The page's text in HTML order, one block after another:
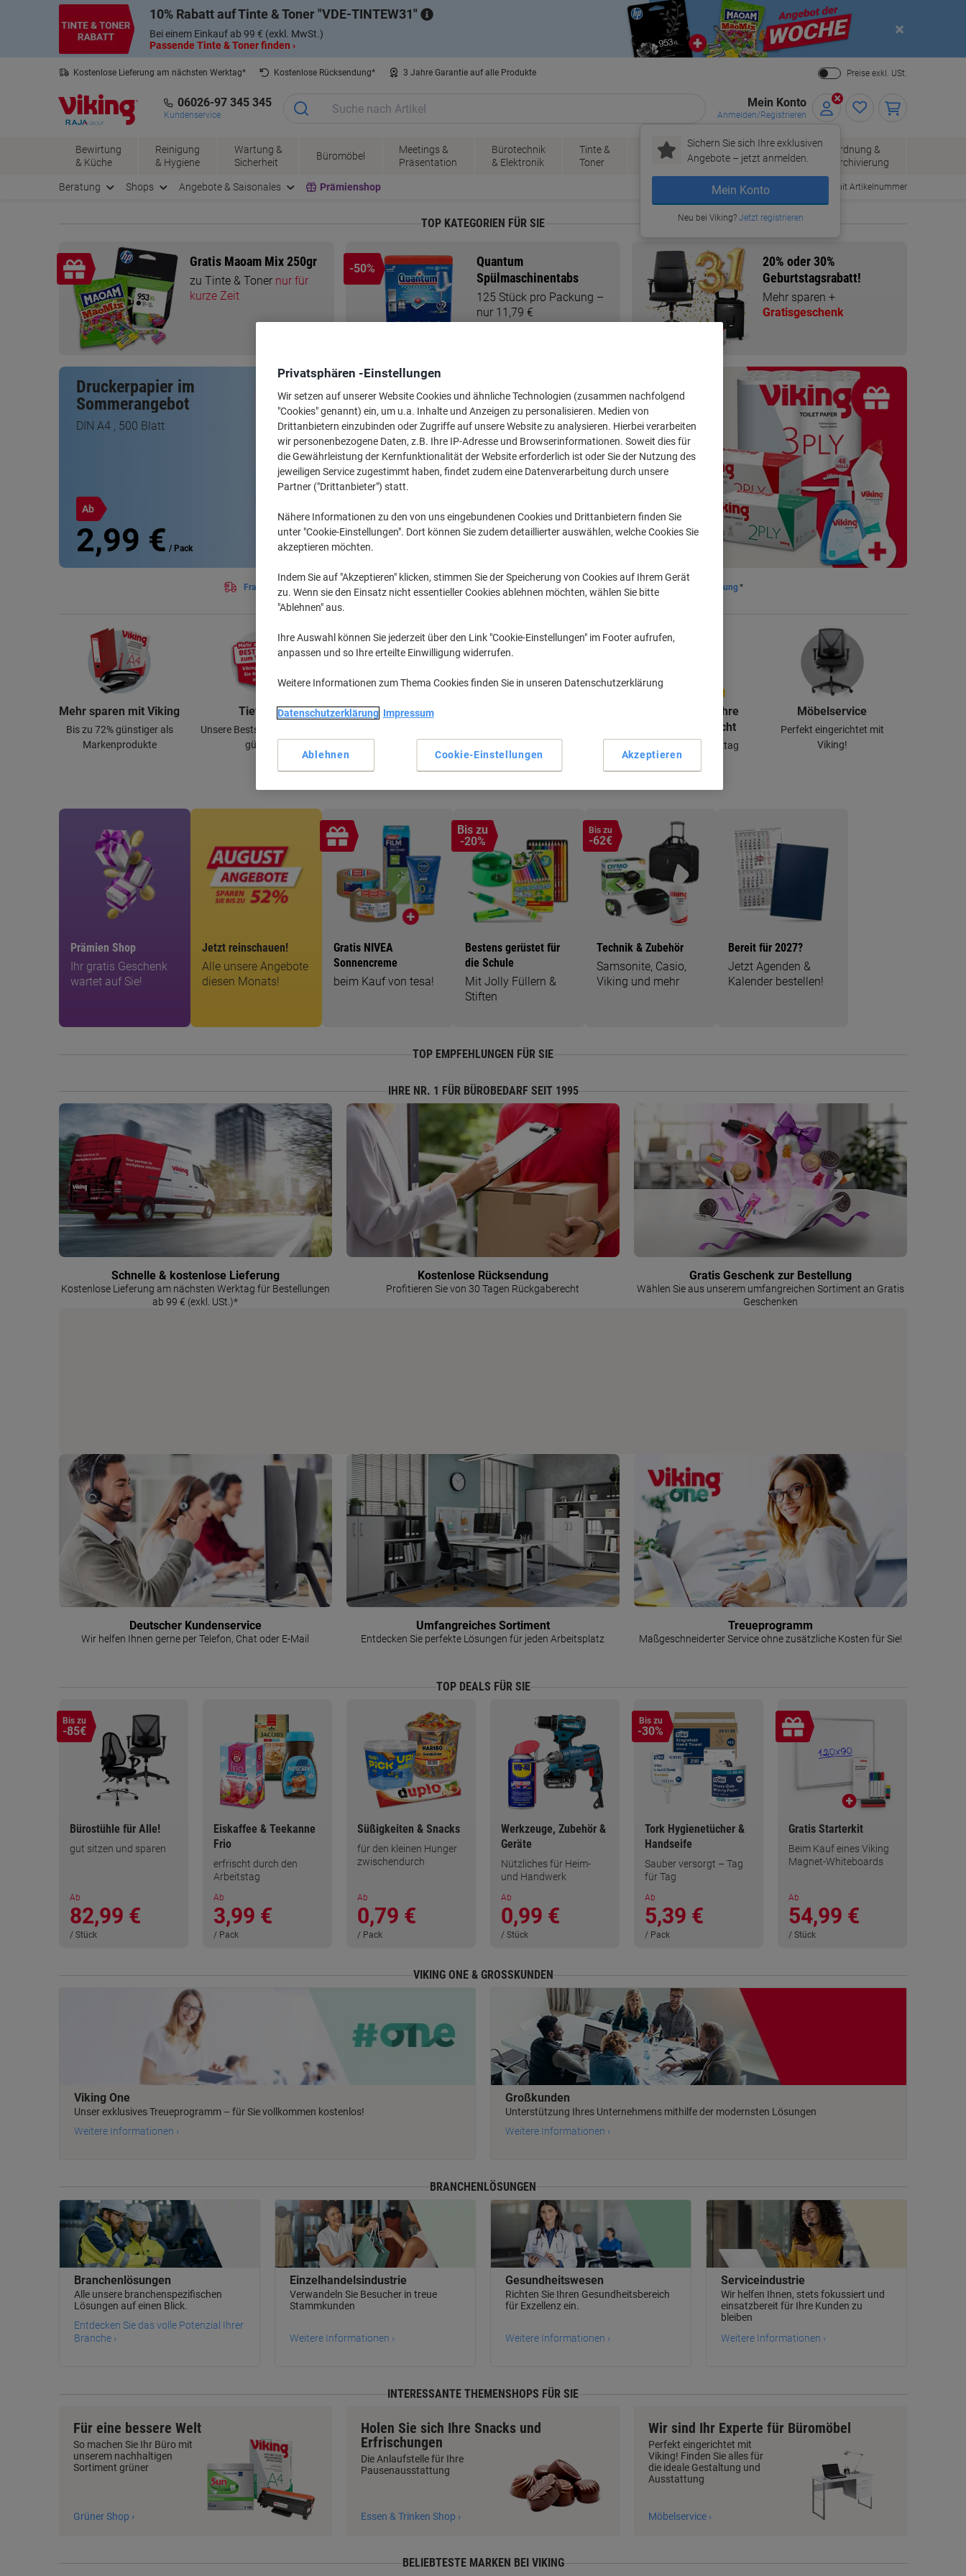
10% Rabatt auf Tinte & Toner VDE-TINTEW31
Bei einem Einkauf ab 99 € (exkl. MwSt.)
Passende Tinte & Toner finden ›
Close
Kostenlose Lieferung am nächsten Werktag* Kostenlose Rücksendung* 3 Jahre Garantie auf alle Produkte Preise exkl. USt.
06026-97 345 345
Kundenservice
Mein Konto
Anmelden/Registrieren
Sichern Sie sich Ihre exklusiven
Angebote – jetzt anmelden.
Mein Konto
Neu bei Viking?Jetzt registrieren
Bewirtung
& Küche
Reinigung
& Hygiene
Wartung &
Sicherheit
Büromöbel
Meetings &
Präsentation
Bürotechnik
& Elektronik
Tinte &
Toner
Papier, Versand
& Pakete
Bürobedarf
Ordnung &
Archivierung
Beratung Shops Angebote & Saisonales Prämienshop Bestellen mit Artikelnummer
TOP KATEGORIEN FÜR SIE
Druckerpapier im
Sommerangebot
DIN A4 , 500 Blatt
Ab
2,99 € / Pack
Gratis Handseife/
Toilettenreiniger
zu 2x Handtücher/Toilettenpapier
16,09 €
Gratis Maoam Mix 250gr
zu Tinte & Toner nur für
kurze Zeit
Quantum
Spülmaschinentabs
125 Stück pro Packung –
nur 11,79 €
-50%
20% oder 30%
Geburtstagsrabatt!
Mehr sparen +
Gratisgeschenk
Frachtkostenfreie Lieferung ab 99 € (exkl. USt.) Zustellung am nächsten Werktag Kostenlose Rücksendung *
VIKING ONE & GROSSKUNDEN
Viking One
Unser exklusives Treueprogramm – für Sie vollkommen kostenlos!
Weitere Informationen ›
Großkunden
Unterstützung Ihres Unternehmens mithilfe der modernsten Lösungen
Weitere Informationen ›
BRANCHENLÖSUNGEN
Branchenlösungen
Alle unsere branchenspezifischen
Lösungen auf einen Blick.
Entdecken Sie das volle Potenzial Ihrer
Branche ›
Einzelhandelsindustrie
Verwandeln Sie Besucher in treue
Stammkunden
Weitere Informationen ›
Gesundheitswesen
Richten Sie Ihren Gesundheitsbereich
für Exzellenz ein.
Weitere Informationen ›
Serviceindustrie
Wir helfen Ihnen, stets fokussiert und
einsatzbereit für Ihre Kunden zu
bleiben
Weitere Informationen ›
TOP EMPFEHLUNGEN FÜR SIE
Prämien Shop
Ihr gratis Geschenk
wartet auf Sie!
Jetzt reinschauen!
Alle unsere Angebote
diesen Monats!
Gratis NIVEA
Sonnencreme
beim Kauf von tesa!
Bestens gerüstet für
die Schule
Mit Jolly Füllern &
Stiften
Bis zu
-20%
Technik & Zubehör
Samsonite, Casio,
Viking und mehr
Bis zu
-62€
Bereit für 2027?
Jetzt Agenden &
Kalender bestellen!
Mehr sparen mit Viking
Bis zu 72% günstiger als
Markenprodukte
Tiefpreis
Unsere Bestseller dauerhaft
günstig
Neu bei Viking
Vergessen Sie Ihre
Briefmarken nicht
Am nächsten Werktag
geliefert
Möbelservice
Perfekt eingerichtet mit
Viking!
IHRE NR. 1 FÜR BÜROBEDARF SEIT 1995
Schnelle & kostenlose Lieferung
Kostenlose Lieferung am nächsten Werktag für Bestellungen
ab 99 € (exkl. USt.)*
Kostenlose Rücksendung
Profitieren Sie von 30 Tagen Rückgaberecht
Gratis Geschenk zur Bestellung
Wählen Sie aus unserem umfangreichen Sortiment an Gratis
Geschenken
Deutscher Kundenservice
Wir helfen Ihnen gerne per Telefon, Chat oder E-Mail
Umfangreiches Sortiment
Entdecken Sie perfekte Lösungen für jeden Arbeitsplatz
Treueprogramm
Maßgeschneiderter Service ohne zusätzliche Kosten für Sie!
TOP DEALS FÜR SIE
Bürostühle für Alle!
gut sitzen und sparen
Bis zu
-85€
Ab
82,99 €
/ Stück
Eiskaffee & Teekanne
Frio
erfrischt durch den
Arbeitstag
Ab
3,99 €
/ Pack
Süßigkeiten & Snacks
für den kleinen Hunger
zwischendurch
Ab
0,79 €
/ Pack
Werkzeuge, Zubehör &
Geräte
Nützliches für Heim-
und Handwerk
Ab
0,99 €
/ Stück
Tork Hygienetücher &
Handseife
Sauber versorgt – Tag
für Tag
Bis zu
-30%
Ab
5,39 €
/ Pack
Gratis Starterkit
Beim Kauf eines Viking
Magnet-Whiteboards
Ab
54,99 €
/ Stück
INTERESSANTE THEMENSHOPS FÜR SIE
Für eine bessere Welt
So machen Sie Ihr Büro mit
unserem nachhaltigen
Sortiment grüner
Grüner Shop ›
Holen Sie sich Ihre Snacks und
Erfrischungen
Die Anlaufstelle für Ihre
Pausenausstattung
Essen & Trinken Shop ›
Wir sind Ihr Experte für Büromöbel
Perfekt eingerichtet mit
Viking! Finden Sie alles für
die ideale Gestaltung und
Ausstattung
Möbelservice ›
BELIEBTESTE MARKEN BEI VIKING
Privatsphären -Einstellungen
Wir setzen auf unserer Website Cookies und ähnliche Technologien (zusammen nachfolgend
"Cookies" genannt) ein, um u.a. Inhalte und Anzeigen zu personalisieren. Medien von
Drittanbietern einzubinden oder Zugriffe auf unsere Website zu analysieren. Hierbei verarbeiten
wir personenbezogene Daten, z.B. Ihre IP-Adresse und Browserinformationen. Soweit dies für
die Gewährleistung der Kernfunktionalität der Website erforderlich ist oder Sie der Nutzung des
jeweiligen Service zugestimmt haben, findet zudem eine Datenverarbeitung durch unsere
Partner ("Drittanbieter") statt.
Nähere Informationen zu den von uns eingebundenen Cookies und Drittanbietern finden Sie
unter "Cookie-Einstellungen". Dort können Sie zudem detaillierter auswählen, welche Cookies Sie
akzeptieren möchten.
Indem Sie auf "Akzeptieren" klicken, stimmen Sie der Speicherung von Cookies auf Ihrem Gerät
zu. Wenn sie den Einsatz nicht essentieller Cookies ablehnen möchten, wählen Sie bitte
"Ablehnen" aus.
Ihre Auswahl können Sie jederzeit über den Link "Cookie-Einstellungen" im Footer aufrufen,
anpassen und so Ihre erteilte Einwilligung widerrufen.
Weitere Informationen zum Thema Cookies finden Sie in unseren Datenschutzerklärung
Datenschutzerklärung Impressum
Cookie-Einstellungen
Ablehnen Akzeptieren